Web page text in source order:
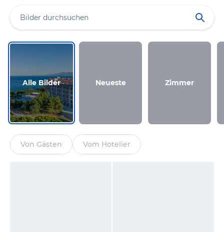
Alle Bilder Neueste Zimmer
Von Gästen Vom Hotelier